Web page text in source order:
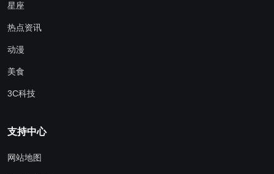
星座
热点资讯
动漫
美食
3C科技
支持中心
网站地图